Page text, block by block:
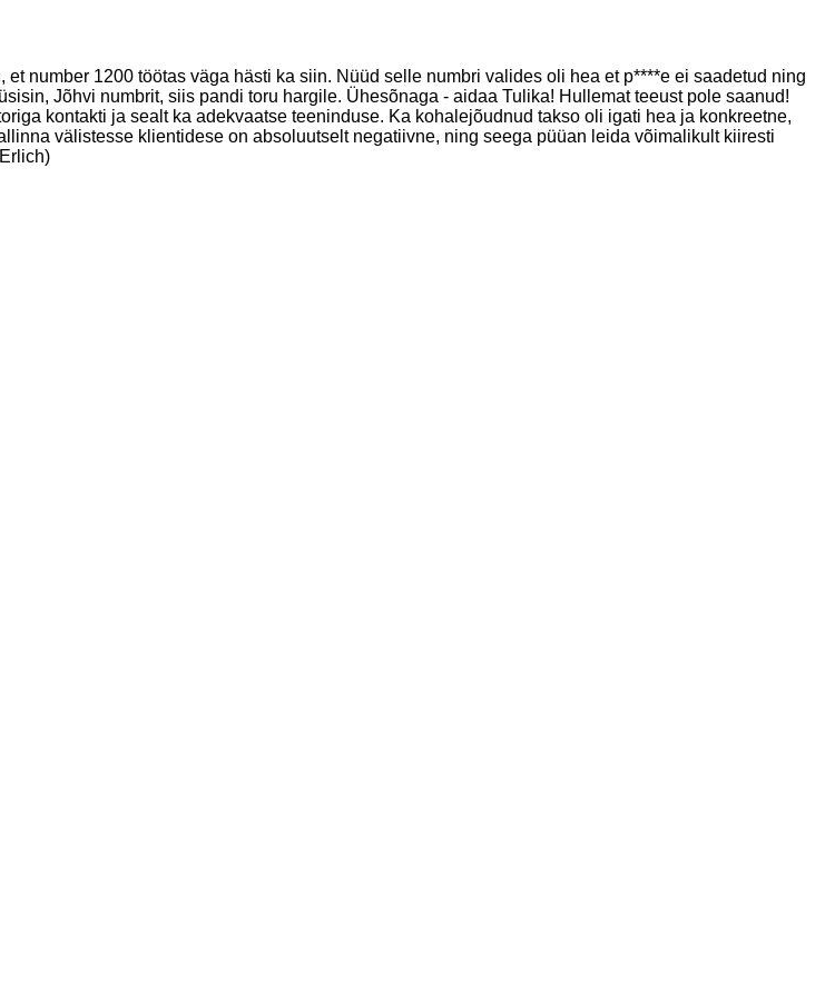
number 1200 töötas väga hästi ka siin. Nüüd selle numbri valides oli hea et p****e ei saadetud ning
Jõhvi numbrit, siis pandi toru hargile. Ühesõnaga - aidaa Tulika! Hullemat teeust pole saanud!
kontakti ja sealt ka adekvaatse teeninduse. Ka kohalejõudnud takso oli igati hea ja konkreetne,
välistesse klientidese on absoluutselt negatiivne, ning seega püüan leida võimalikult kiiresti